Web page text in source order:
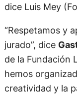
dice Luis Mey
“Respetamos y
jurado”, dice
de la Fundación
hemos
creatividad y la